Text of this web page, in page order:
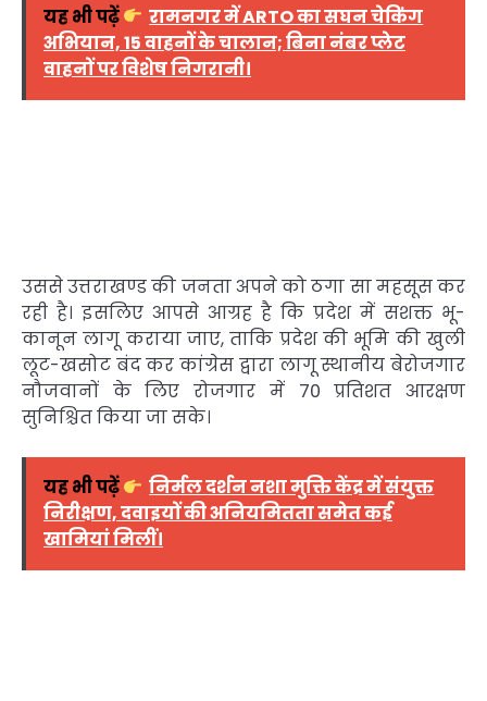
यह भी पढ़ें
रामनगर में ARTO का सघन चेकिंग
अभियान, 15 वाहनों के चालान; बिना नंबर प्लेट
वाहनों पर विशेष निगरानी।
उससे उत्तराखण्ड की जनता अपने को ठगा सा महसूस कर
रही है। इसलिए आपसे आग्रह है कि प्रदेश में सशक्त भू-
कानून लागू कराया जाए, ताकि प्रदेश की भूमि की खुली
लूट-खसोट बंद कर कांग्रेस द्वारा लागू स्थानीय बेरोजगार
नौजवानों के लिए रोजगार में 70 प्रतिशत आरक्षण
सुनिश्चित किया जा सके।
यह भी पढ़ें
निर्मल दर्शन नशा मुक्ति केंद्र में संयुक्त
निरीक्षण, दवाइयों की अनियमितता समेत कई
खामियां मिलीं।